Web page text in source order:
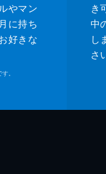
やマン
に持ち
好きな
。
き
中
し
さ